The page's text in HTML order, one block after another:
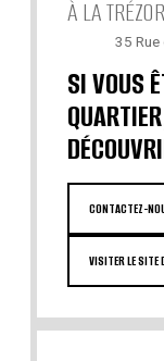
À LA
35
SI VOUS
CONTACTEZ-
VISITER LE SITE